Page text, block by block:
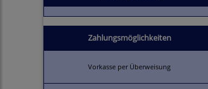
Zahlungsmöglichkeiten
Vorkasse per Überweisung